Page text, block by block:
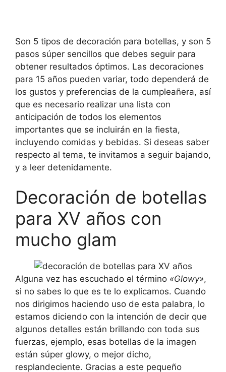
Son 5 tipos de decoración para botellas, y son 5
pasos súper sencillos que debes seguir para
obtener resultados óptimos. Las decoraciones
para 15 años pueden variar, todo dependerá de
los gustos y preferencias de la cumpleañera, así
que es necesario realizar una lista con
anticipación de todos los elementos
importantes que se incluirán en la fiesta,
incluyendo comidas y bebidas. Si deseas saber
respecto al tema, te invitamos a seguir bajando,
y a leer detenidamente.
Decoración de botellas
para XV años con
mucho glam
Alguna vez has escuchado el término «Glowy»,
si no sabes lo que es te lo explicamos. Cuando
nos dirigimos haciendo uso de esta palabra, lo
estamos diciendo con la intención de decir que
algunos detalles están brillando con toda sus
fuerzas, ejemplo, esas botellas de la imagen
están súper glowy, o mejor dicho,
resplandeciente. Gracias a este pequeño